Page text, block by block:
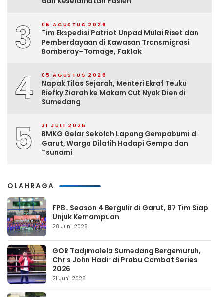
3 05 AGUSTUS 2026
Tim Ekspedisi Patriot Unpad Mulai Riset dan
Pemberdayaan di Kawasan Transmigrasi
Bomberay–Tomage, Fakfak
4 05 AGUSTUS 2026
Napak Tilas Sejarah, Menteri Ekraf Teuku
Riefky Ziarah ke Makam Cut Nyak Dien di
Sumedang
5 31 JULI 2026
BMKG Gelar Sekolah Lapang Gempabumi di
Garut, Warga Dilatih Hadapi Gempa dan
Tsunami
OLAHRAGA
FPBL Season 4 Bergulir di Garut, 87 Tim Siap
Unjuk Kemampuan
28 Juni 2026
GOR Tadjimalela Sumedang Bergemuruh,
Chris John Hadir di Prabu Combat Series
2026
21 Juni 2026